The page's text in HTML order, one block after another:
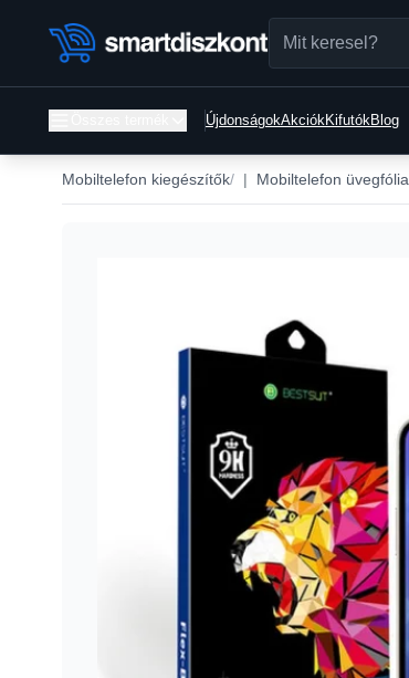
ÚjdonságokAkciókKifutókBlog
Mobiltelefon kiegészítők | Mobiltelefon üvegfólia